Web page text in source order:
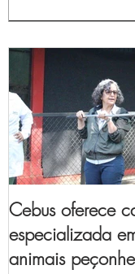
Cebus oferece
especializada
animais